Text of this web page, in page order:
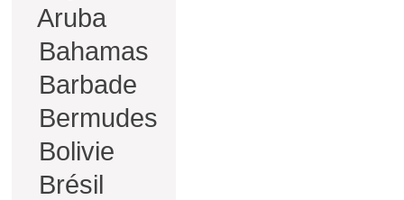
Aruba
Bahamas
Barbade
Bermudes
Bolivie
Brésil